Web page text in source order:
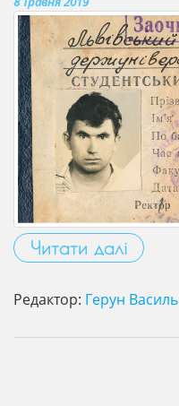
Читати далі
Редактор: Герун Василь